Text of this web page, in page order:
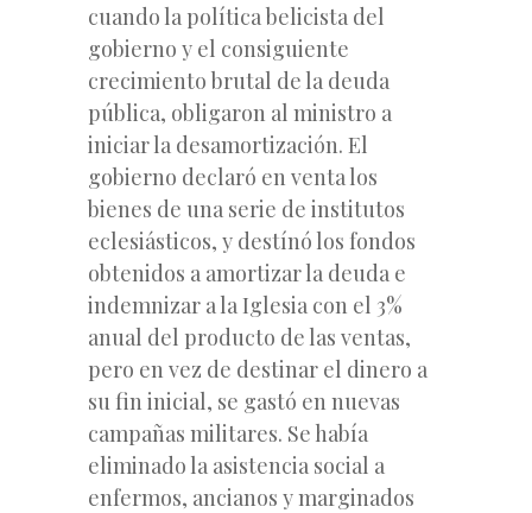
cuando la política belicista del
gobierno y el consiguiente
crecimiento brutal de la deuda
pública, obligaron al ministro a
iniciar la desamortización. El
gobierno declaró en venta los
bienes de una serie de institutos
eclesiásticos, y destínó los fondos
obtenidos a amortizar la deuda e
indemnizar a la Iglesia con el 3%
anual del producto de las ventas,
pero en vez de destinar el dinero a
su fin inicial, se gastó en nuevas
campañas militares. Se había
eliminado la asistencia social a
enfermos, ancianos y marginados